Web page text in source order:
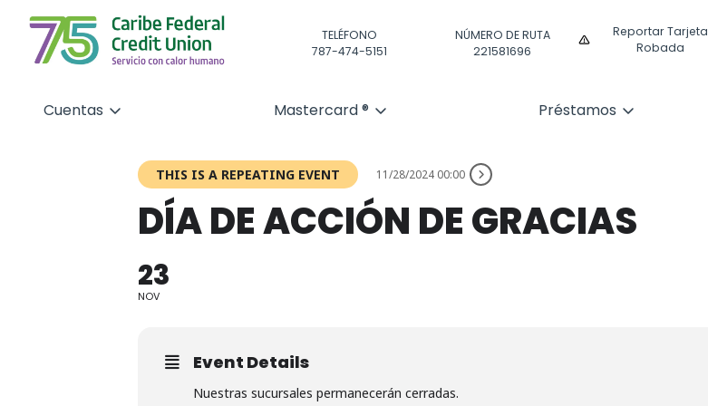
TELÉFONO
787-474-5151
NÚMERO DE RUTA
221581696
Reportar Tarjeta
Robada
Cuentas Mastercard ® Préstamos
THIS IS A REPEATING EVENT 11/28/2024 00:00
DÍA DE ACCIÓN DE GRACIAS
23
NOV
Event Details
Nuestras sucursales permanecerán cerradas.